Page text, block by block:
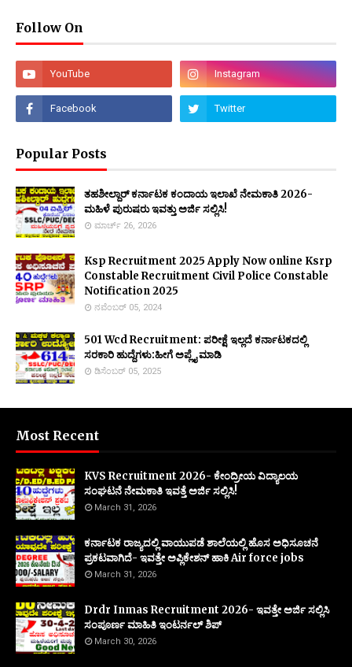
Follow On
Popular Posts
ತಹಶೀಲ್ದಾರ್ ಕರ್ನಾಟಕ ಕಂದಾಯ ಇಲಾಖೆ ನೇಮಕಾತಿ 2026-
ಮಹಿಳೆ ಪುರುಷರು ಇವತ್ತು ಅರ್ಜಿ ಸಲ್ಲಿಸಿ!
ಮಾರ್ಚ್ 26, 2026
Ksp Recruitment 2025 Apply Now online Ksrp
Constable Recruitment Civil Police Constable
Notification 2025
ನವೆಂಬರ್ 05, 2024
501 Wcd Recruitment: ಪರೀಕ್ಷೆ ಇಲ್ಲದೆ ಕರ್ನಾಟಕದಲ್ಲಿ
ಸರಕಾರಿ ಹುದ್ದೆಗಳು:ಹೀಗೆ ಅಪ್ಲೈ ಮಾಡಿ
ಡಿಸೆಂಬರ್ 05, 2025
Most Recent
KVS Recruitment 2026- ಕೇಂದ್ರೀಯ ವಿದ್ಯಾಲಯ
ಸಂಘಟನೆ ನೇಮಕಾತಿ ಇವತ್ತೆ ಅರ್ಜಿ ಸಲ್ಲಿಸಿ!
March 31, 2026
ಕರ್ನಾಟಕ ರಾಜ್ಯದಲ್ಲಿ ವಾಯುಪಡೆ ಶಾಲೆಯಲ್ಲಿ ಹೊಸ ಅಧಿಸೂಚನೆ
ಪ್ರಕಟವಾಗಿದೆ- ಇವತ್ತೇ ಅಪ್ಲಿಕೇಶನ್ ಹಾಕಿ Air force jobs
March 31, 2026
Drdr Inmas Recruitment 2026- ಇವತ್ತೇ ಅರ್ಜಿ ಸಲ್ಲಿಸಿ
ಸಂಪೂರ್ಣ ಮಾಹಿತಿ ಇಂಟರ್ನಲ್ ಶಿಪ್
March 30, 2026